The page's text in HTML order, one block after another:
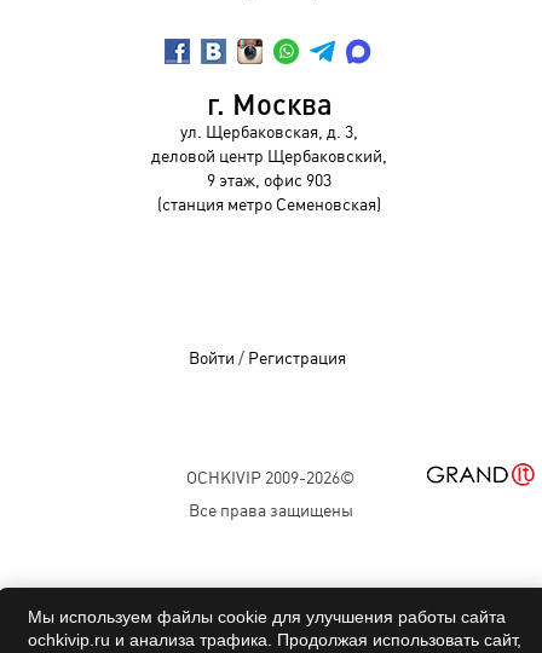
г. Москва
ул. Щербаковская, д. 3,
деловой центр Щербаковский,
9 этаж, офис 903
(станция метро Семеновская)
Войти / Регистрация
OCHKIVIP 2009-2026©
Все права защищены
Мы используем файлы cookie для улучшения работы сайта
ochkivip.ru и анализа трафика. Продолжая использовать сайт,